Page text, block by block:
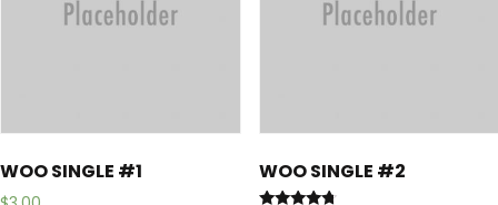
WOO SINGLE #1 WOO SINGLE #2